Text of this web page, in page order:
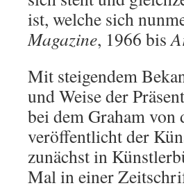
ist, welche sich
Magazine, 1966 bis
Mit steigendem
und Weise der
bei dem Graham
veröffentlicht der
zunächst in
Mal in einer